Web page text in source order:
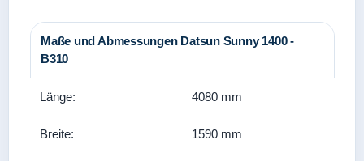
Maße und Abmessungen Datsun Sunny 1400 -
B310
Länge: 4080 mm
Breite: 1590 mm